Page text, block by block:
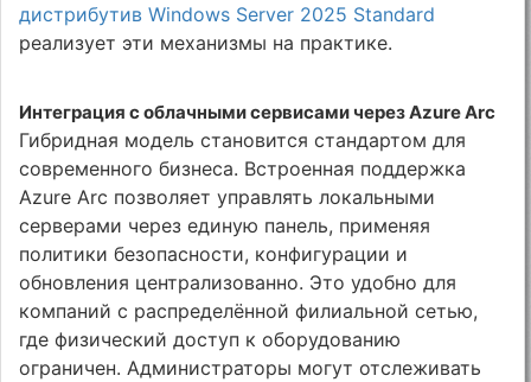
дистрибутив Windows Server 2025 Standard
реализует эти механизмы на практике.
Интеграция с облачными сервисами через Azure Arc
Гибридная модель становится стандартом для
современного бизнеса. Встроенная поддержка
Azure Arc позволяет управлять локальными
серверами через единую панель, применяя
политики безопасности, конфигурации и
обновления централизованно. Это удобно для
компаний с распределённой филиальной сетью,
где физический доступ к оборудованию
ограничен. Администраторы могут отслеживать